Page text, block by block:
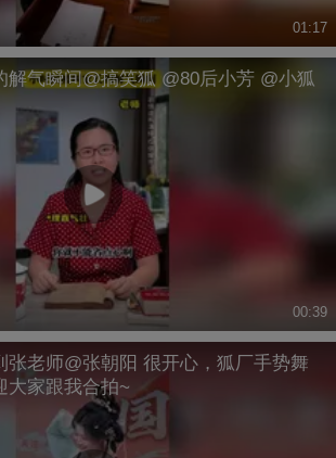
01:17
解气瞬间@搞笑狐 @80后小芳 @小狐
00:39
张老师@张朝阳 很开心，狐厂手势舞
大家跟我合拍~